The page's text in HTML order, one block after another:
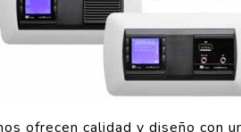
ofrecen calidad y diseño con